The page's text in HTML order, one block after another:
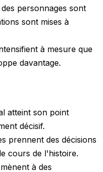
personnages sont
sont mises à
à mesure que
davantage.
atteint son point
décisif.
prennent des décisions
cours de l'histoire.
à des